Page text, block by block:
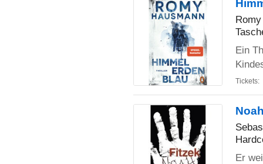
Ein
Tickets:
Er